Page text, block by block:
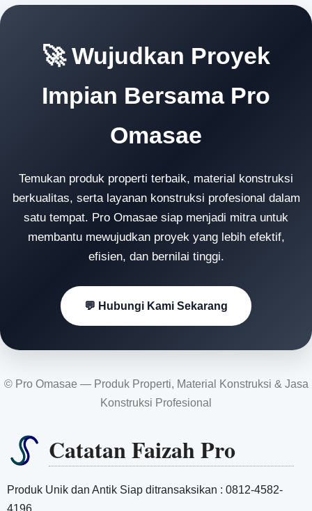
🚀 Wujudkan Proyek
Impian Bersama Pro
Omasae
Temukan produk properti terbaik, material konstruksi
berkualitas, serta layanan konstruksi profesional dalam
satu tempat. Pro Omasae siap menjadi mitra untuk
membantu mewujudkan proyek yang lebih efektif,
efisien, dan bernilai tinggi.
💬 Hubungi Kami Sekarang
© Pro Omasae — Produk Properti, Material Konstruksi & Jasa
Konstruksi Profesional
Catatan Faizah Pro
Produk Unik dan Antik Siap ditransaksikan : 0812-4582-
4196